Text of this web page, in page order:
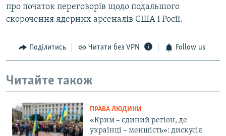
про початок переговорів щодо подальшого
скорочення ядерних арсеналів США і Росії.
Поділитись Читати без VPN Follow us
Читайте також
ПРАВА ЛЮДИНИ
«Крим – єдиний регіон, де
українці – меншість»: дискусія